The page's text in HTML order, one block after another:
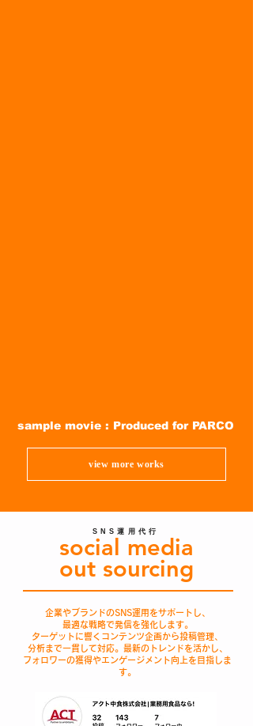
sample movie : Produced for PARCO
view more works
SNS運用代行
social media
out sourcing
企業やブランドのSNS運用をサポートし、
最適な戦略で発信を強化します。
ターゲットに響くコンテンツ企画から投稿管理、
分析まで一貫して対応。最新のトレンドを活かし、
フォロワーの獲得やエンゲージメント向上を目指しま
す。